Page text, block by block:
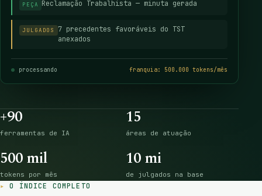
PEÇA Reclamação Trabalhista — minuta gerada
JULGADOS
7 precedentes favoráveis do TST
anexados
processando franquia: 500.000 tokens/mês
+90
ferramentas de IA
15
áreas de atuação
500 mil
tokens por mês
10 mi
de julgados na base
O ÍNDICE COMPLETO